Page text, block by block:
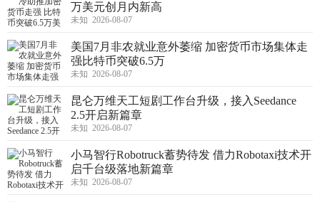
万美元创月内新高
未知 2026-08-07
美国7月非农就业意外萎缩 加密货币市场集体走
强比特币突破6.5万
未知 2026-08-07
昆仑万维天工短剧工作台升级，接入Seedance
2.5开启新篇章
未知 2026-08-07
小马智行Robotruck蓄势待发 借力Robotaxi技术开
启千台级落地新篇章
未知 2026-08-07